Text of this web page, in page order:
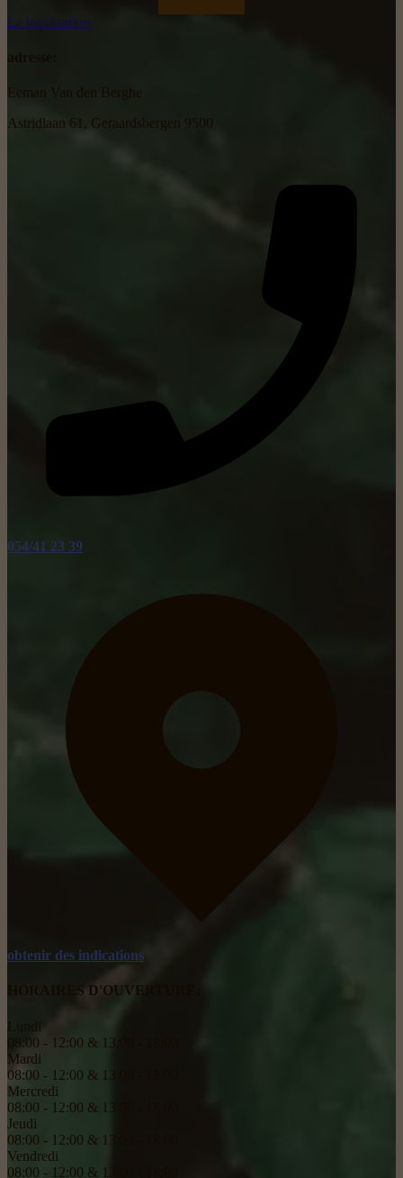
La localisation
Astridlaan 61, Geraardsbergen 9500
054/41 23 39
obtenir des indications
HORAIRES D'OUVERTURE:
08:00 - 12:00 & 13:00 - 18:00
Mardi
08:00 - 12:00 & 13:00 - 18:00
Mercredi
08:00 - 12:00 & 13:00 - 18:00
Jeudi
08:00 - 12:00 & 13:00 - 18:00
Vendredi
08:00 - 12:00 & 13:00 - 18:00